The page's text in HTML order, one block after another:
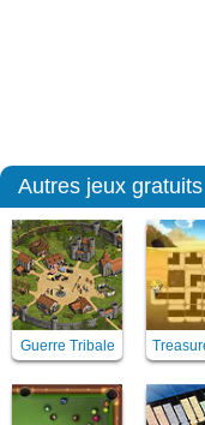
Autres jeux gratuits
Guerre Tribale